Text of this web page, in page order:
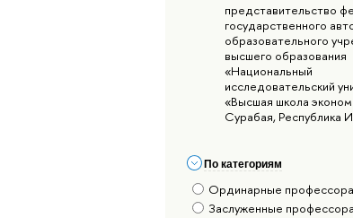
представительство
государственного
образовательного
высшего образования
«Национальный
исследовательский
«Высшая школа
Сурабая, Республика
По категориям
Ординарные профессора
Заслуженные профессора